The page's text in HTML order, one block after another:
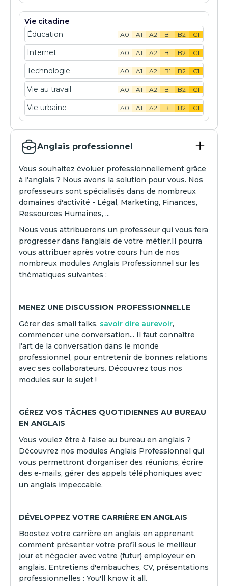
Vie citadine
Éducation
A0 A1 A2 B1 B2 C1
Internet A0 A1 A2 B1 B2 C1
Technologie A0 A1 A2 B1 B2 C1
Vie au travail A0 A1 A2 B1 B2 C1
Vie urbaine A0 A1 A2 B1 B2 C1
Anglais professionnel
Vous souhaitez évoluer professionnellement grâce
à l'anglais ? Nous avons la solution pour vous. Nos
professeurs sont spécialisés dans de nombreux
domaines d'activité - Légal, Marketing, Finances,
Ressources Humaines, ...
Nous vous attribuerons un professeur qui vous fera
progresser dans l'anglais de votre métier.Il pourra
vous attribuer après votre cours l'un de nos
nombreux modules Anglais Professionnel sur les
thématiques suivantes :
MENEZ UNE DISCUSSION PROFESSIONNELLE
Gérer des small talks, savoir dire aurevoir,
commencer une conversation... Il faut connaître
l'art de la conversation dans le monde
professionnel, pour entretenir de bonnes relations
avec ses collaborateurs. Découvrez tous nos
modules sur le sujet !
GÉREZ VOS TÂCHES QUOTIDIENNES AU BUREAU
EN ANGLAIS
Vous voulez être à l'aise au bureau en anglais ?
Découvrez nos modules Anglais Professionnel qui
vous permettront d'organiser des réunions, écrire
des e-mails, gérer des appels téléphoniques avec
un anglais impeccable.
DÉVELOPPEZ VOTRE CARRIÈRE EN ANGLAIS
Boostez votre carrière en anglais en apprenant
comment présenter votre profil sous le meilleur
jour et négocier avec votre (futur) employeur en
anglais. Entretiens d'embauches, CV, présentations
professionnelles : You'll know it all.